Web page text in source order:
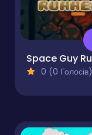
0 (0 Голосів)